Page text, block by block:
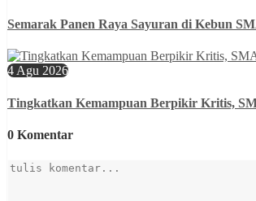
Semarak Panen Raya Sayuran di Kebun
4 Agu 2026
Tingkatkan Kemampuan Berpikir Kritis,
0 Komentar